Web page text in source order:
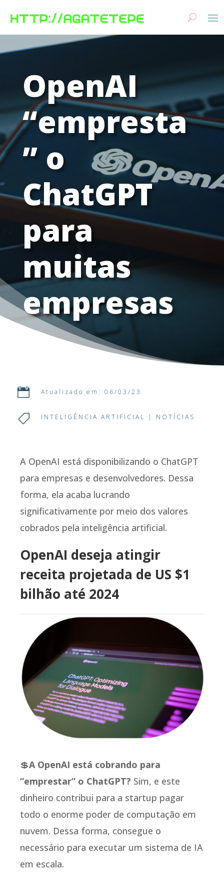
OpenAI
“empresta
” o
ChatGPT
para
muitas
empresas
 Atualizado em: 06/03/23
 INTELIGÊNCIA ARTIFICIAL | NOTÍCIAS
A OpenAI está disponibilizando o ChatGPT
para empresas e desenvolvedores. Dessa
forma, ela acaba lucrando
significativamente por meio dos valores
cobrados pela inteligência artificial.
OpenAI deseja atingir
receita projetada de US $1
bilhão até 2024
💲A OpenAI está cobrando para
“emprestar” o ChatGPT? Sim, e este
dinheiro contribui para a startup pagar
todo o enorme poder de computação em
nuvem. Dessa forma, consegue o
necessário para executar um sistema de IA
em escala.